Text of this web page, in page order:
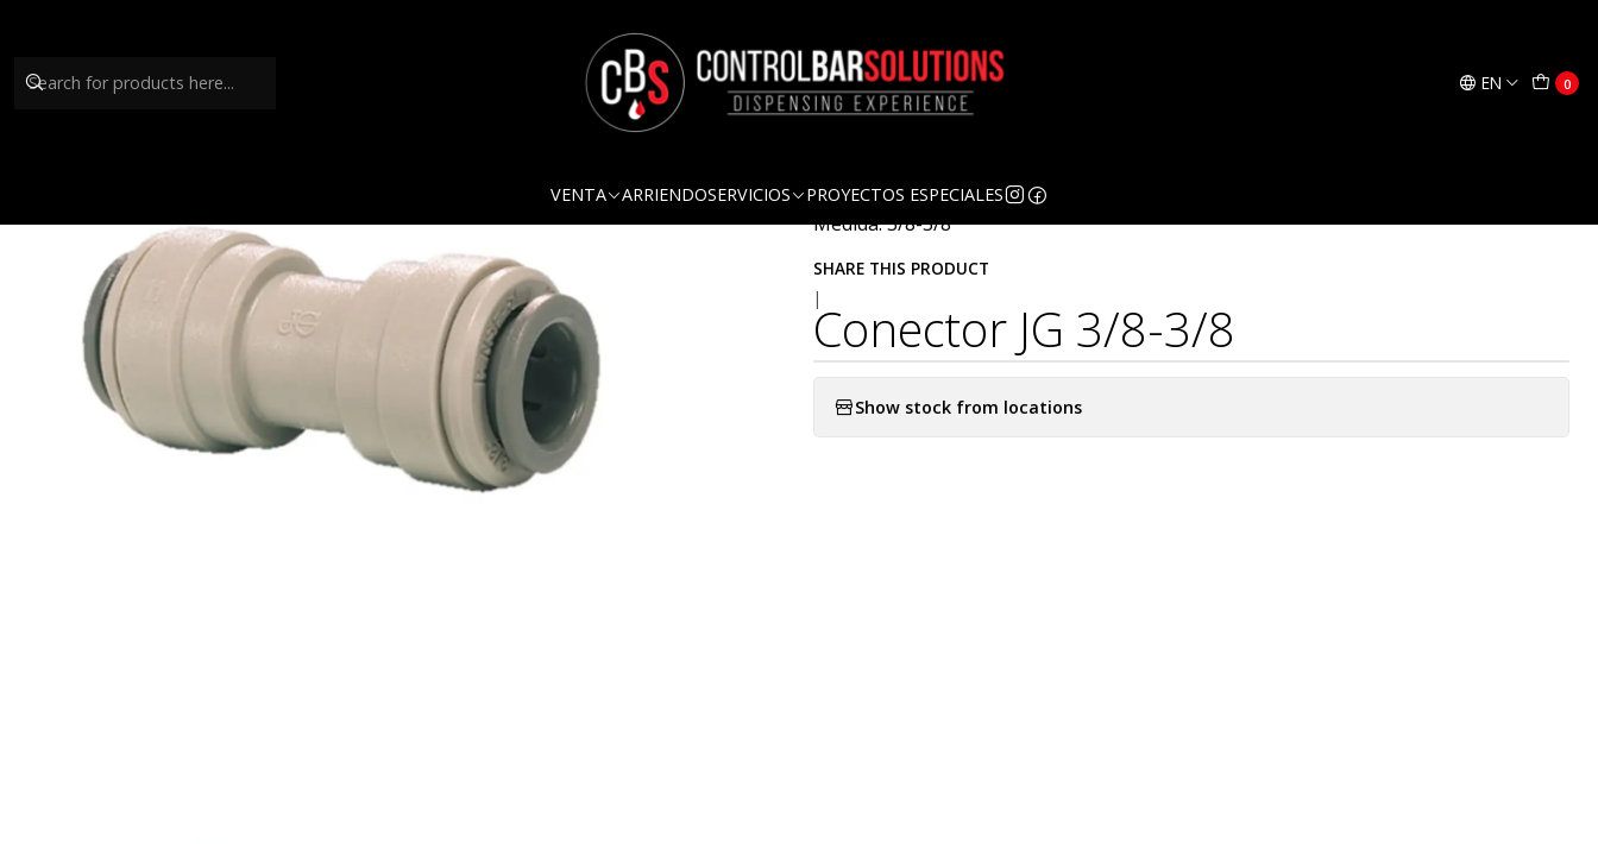
EN 0
VENTA ARRIENDOSERVICIOS PROYECTOS ESPECIALES
Quantity
Medida: 3/8-3/8
SHARE THIS PRODUCT
|Conector JG 3/8-3/8
Show stock from locations